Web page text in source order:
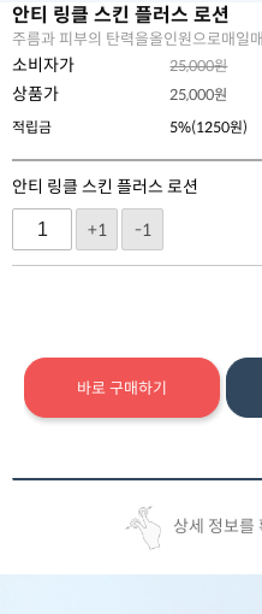
안티 링클 스킨 플러스 로션
주름과 피부의 탄력을올인원으로매일
소비자가 25,000원
상품가 25,000원
적립금
5%(1250원)
안티 링클 스킨 플러스 로션
+1
-1
바로 구매하기
상세 정보를